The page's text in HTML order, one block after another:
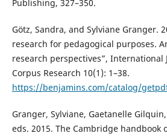
Publishing, 327–350.
Götz, Sandra, and Sylviane Granger.
research for pedagogical purposes.
research perspectives”, International
Corpus Research 10(1): 1–38.
https://benjamins.com/catalog/
Granger, Sylviane, Gaetanelle
eds. 2015. The Cambridge handbook